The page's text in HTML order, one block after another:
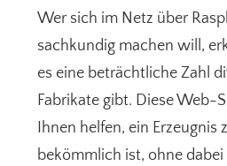
Wer sich im Netz über
sachkundig machen will,
es eine beträchtliche Zahl
Fabrikate gibt. Diese Web-
Ihnen helfen, ein Erzeugnis
bekömmlich ist, ohne